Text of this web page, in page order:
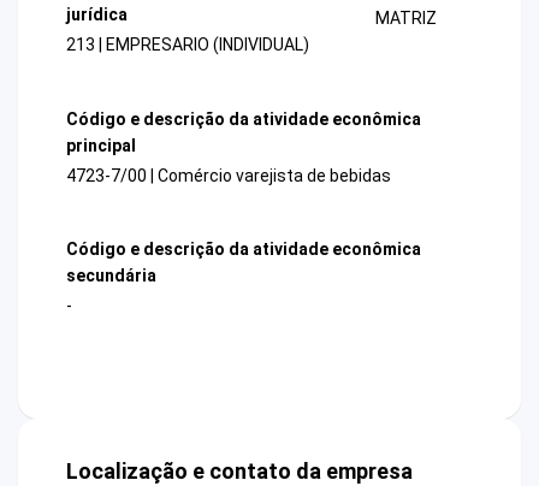
jurídica
213 | EMPRESARIO (INDIVIDUAL)
MATRIZ
Código e descrição da atividade econômica
principal
4723-7/00 | Comércio varejista de bebidas
Código e descrição da atividade econômica
secundária
-
Localização e contato da empresa